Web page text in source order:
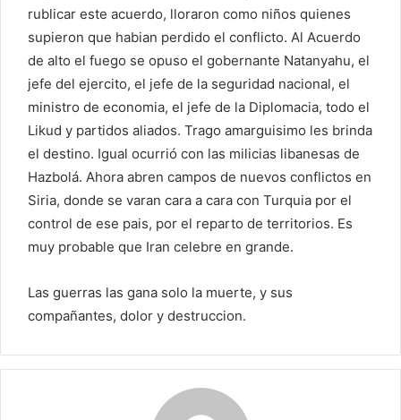
rublicar este acuerdo, lloraron como niños quienes
supieron que habian perdido el conflicto. Al Acuerdo
de alto el fuego se opuso el gobernante Natanyahu, el
jefe del ejercito, el jefe de la seguridad nacional, el
ministro de economia, el jefe de la Diplomacia, todo el
Likud y partidos aliados. Trago amarguisimo les brinda
el destino. Igual ocurrió con las milicias libanesas de
Hazbolá. Ahora abren campos de nuevos conflictos en
Siria, donde se varan cara a cara con Turquia por el
control de ese pais, por el reparto de territorios. Es
muy probable que Iran celebre en grande.
Las guerras las gana solo la muerte, y sus
compañantes, dolor y destruccion.